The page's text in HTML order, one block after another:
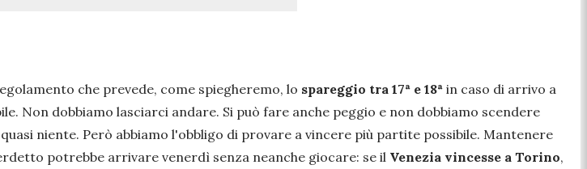
che prevede, come spiegheremo, lo spareggio tra 17ª e 18ª in caso di arrivo a
Non dobbiamo lasciarci andare. Si può fare anche peggio e non dobbiamo scendere
niente. Però abbiamo l'obbligo di provare a vincere più partite possibile. Mantenere
potrebbe arrivare venerdì senza neanche giocare: se il Venezia vincesse a Torino,